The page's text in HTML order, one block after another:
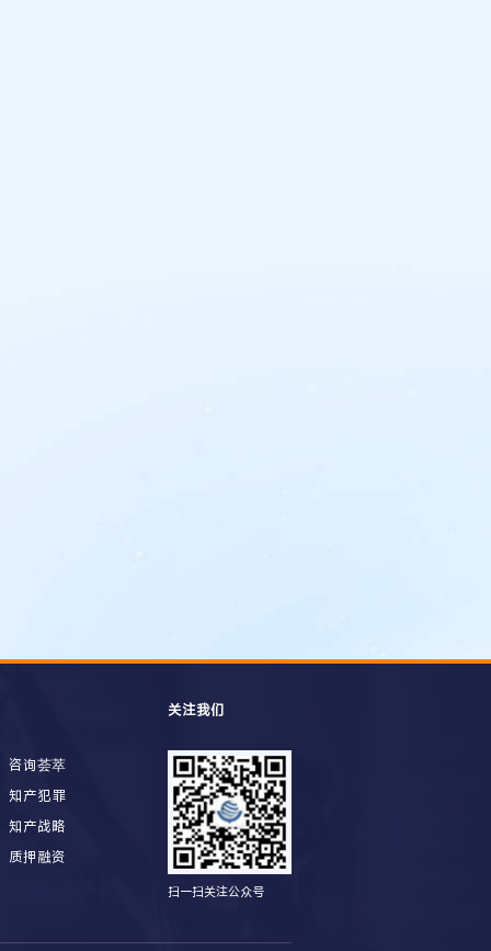
咨询荟萃
知产犯罪
知产战略
质押融资
关注我们
扫一扫关注公众号